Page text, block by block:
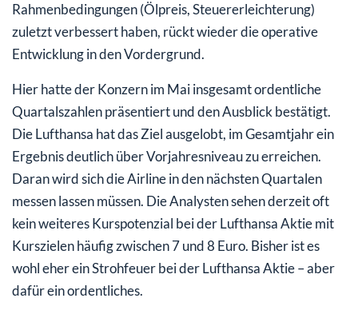
Rahmenbedingungen (Ölpreis, Steuererleichterung)
zuletzt verbessert haben, rückt wieder die operative
Entwicklung in den Vordergrund.
Hier hatte der Konzern im Mai insgesamt ordentliche
Quartalszahlen präsentiert und den Ausblick bestätigt.
Die Lufthansa hat das Ziel ausgelobt, im Gesamtjahr ein
Ergebnis deutlich über Vorjahresniveau zu erreichen.
Daran wird sich die Airline in den nächsten Quartalen
messen lassen müssen. Die Analysten sehen derzeit oft
kein weiteres Kurspotenzial bei der Lufthansa Aktie mit
Kurszielen häufig zwischen 7 und 8 Euro. Bisher ist es
wohl eher ein Strohfeuer bei der Lufthansa Aktie – aber
dafür ein ordentliches.